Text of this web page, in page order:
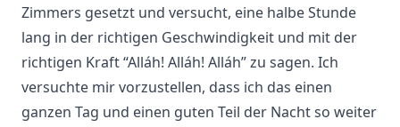
Zimmers gesetzt und versucht, eine halbe Stunde
lang in der richtigen Geschwindigkeit und mit der
richtigen Kraft “Alláh! Alláh! Alláh” zu sagen. Ich
versuchte mir vorzustellen, dass ich das einen
ganzen Tag und einen guten Teil der Nacht so weiter